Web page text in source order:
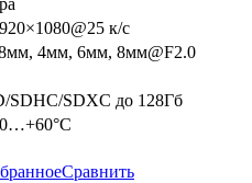
к/с
4мм, 6мм, 8мм@F2.0
SDHC/SDXC до 128Гб
Сравнить